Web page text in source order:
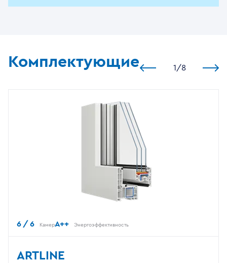
Комплектующие 1 /8
6 / 6 КамерA++ Энергоэффективность
ARTLINE